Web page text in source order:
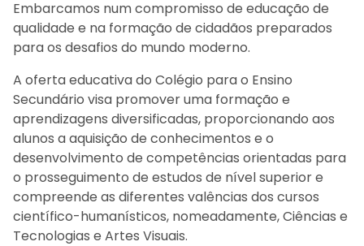
Embarcamos num compromisso de educação de
qualidade e na formação de cidadãos preparados
para os desafios do mundo moderno.
A oferta educativa do Colégio para o Ensino
Secundário visa promover uma formação e
aprendizagens diversificadas, proporcionando aos
alunos a aquisição de conhecimentos e o
desenvolvimento de competências orientadas para
o prosseguimento de estudos de nível superior e
compreende as diferentes valências dos cursos
científico-humanísticos, nomeadamente, Ciências e
Tecnologias e Artes Visuais.